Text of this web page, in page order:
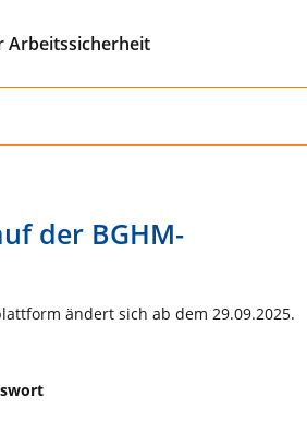
Arbeitssicherheit
der BGHM-
ändert sich ab dem 29.09.2025.